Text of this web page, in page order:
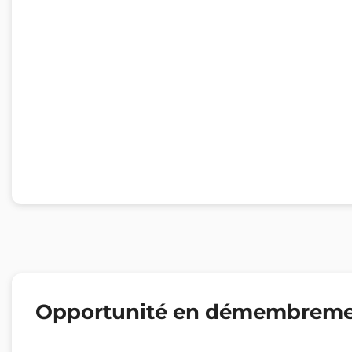
Opportunité en